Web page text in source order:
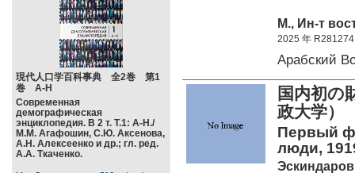
現代人口学百科事典 全2巻 第1
巻 А-Н
Современная
демографическая
энциклопедия. В 2 т. Т.1: А-Н./
М.М. Агафошин, С.Ю. Аксенова,
А.Н. Алексеенко и др.; гл. ред.
А.А. Ткаченко.
М., Ин-т
2025 年 R281274
Арабский
国内初の
政大学
Первый
люди,